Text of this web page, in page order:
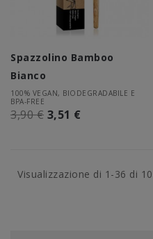
Spazzolino Bamboo
Bianco
100% VEGAN, BIODEGRADABILE E
BPA-FREE
3,90 € 3,51 €
Visualizzazione di 1-36 di